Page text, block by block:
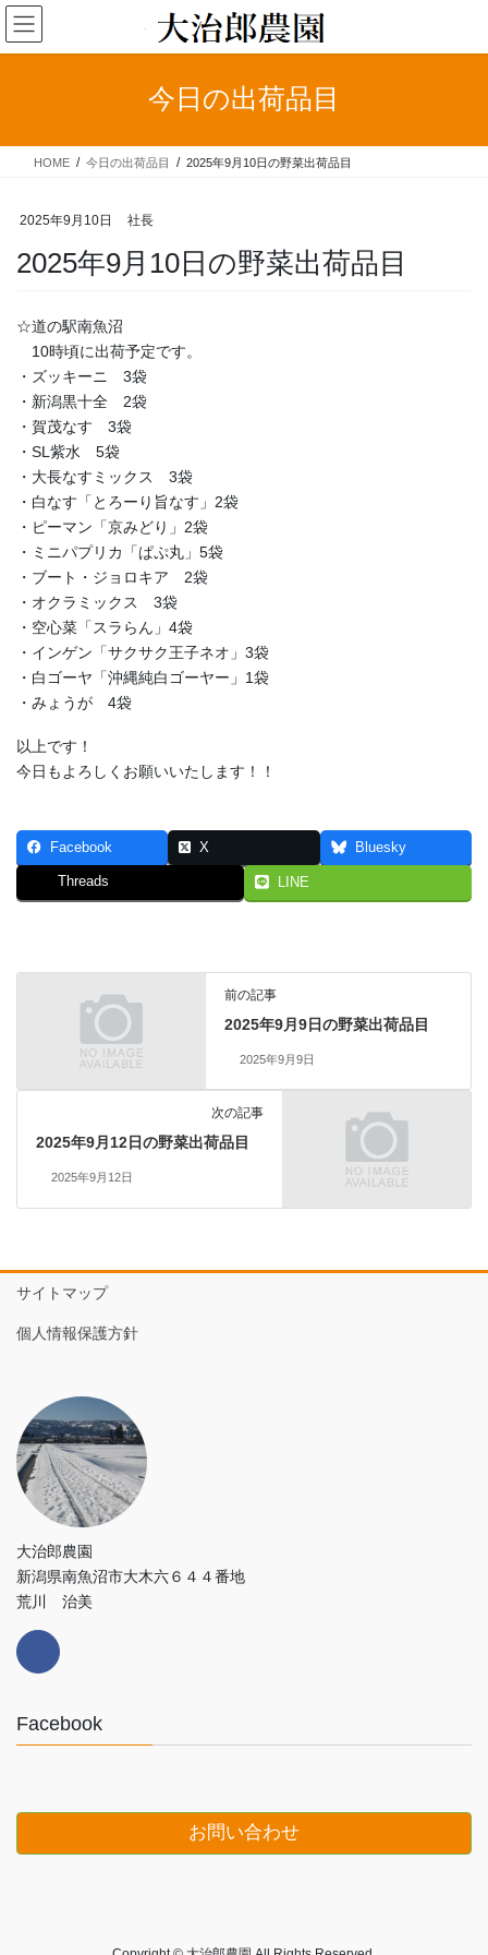
コ
ン
テ
ス
ナ
ビ
ゲ
ン
今日の出荷品目
HOME 今日の出荷品目 2025年9月10日の野菜出荷品目
2025年9月10日 社長
2025年9月10日の野菜出荷品目
☆道の駅南魚沼
10時頃に出荷予定です。
・ズッキーニ 3袋
・新潟黒十全 2袋
・賀茂なす 3袋
・SL紫水 5袋
・大長なすミックス 3袋
・白なす「とろーり旨なす」2袋
・ピーマン「京みどり」2袋
・ミニパプリカ「ぱぷ丸」5袋
・ブート・ジョロキア 2袋
・オクラミックス 3袋
・空心菜「スラらん」4袋
・インゲン「サクサク王子ネオ」3袋
・白ゴーヤ「沖縄純白ゴーヤー」1袋
・みょうが 4袋
以上です！
今日もよろしくお願いいたします！！
Facebook X Bluesky
Threads LINE
前の記事
2025年9月9日の野菜出荷品目
2025年9月9日
次の記事
2025年9月12日の野菜出荷品目
2025年9月12日
サイトマップ
個人情報保護方針
大治郎農園
新潟県南魚沼市大木六６４４番地
荒川 治美
Facebook
お問い合わせ